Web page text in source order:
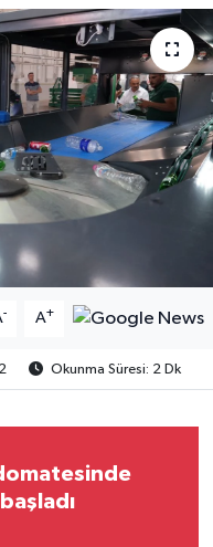
- A+
Okunma Süresi: 2 Dk